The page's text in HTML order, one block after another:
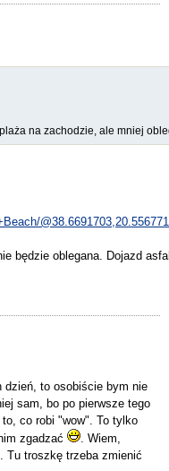
na zachodzie, ale mniej
będzie oblegana. Dojazd
dzień, to osobiście bym nie
sam, bo po pierwsze tego
to, co robi "wow". To tylko
zgadzać
. Wiem,
Tu troszkę trzeba zmienić